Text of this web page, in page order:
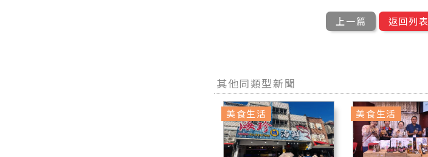
上一篇 返回列表
其他同類型新聞
美食生活 美食生活